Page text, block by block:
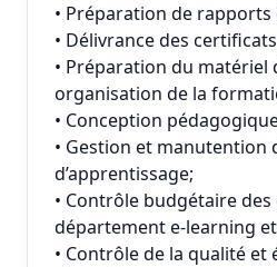
• Préparation de rapports
• Délivrance des
• Préparation du matériel
organisation de la
• Conception
• Gestion et manutention
d’apprentissage;
• Contrôle budgétaire
département e-learning
• Contrôle de la qualité et